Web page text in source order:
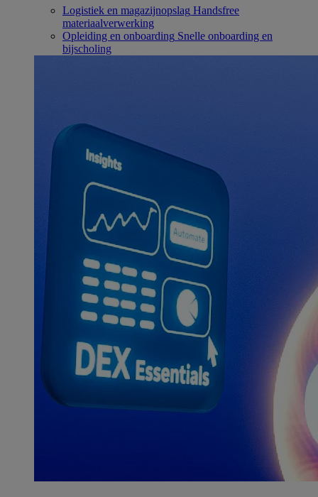
Logistiek en magazijnopslag Handsfree
materiaalverwerking
Opleiding en onboarding Snelle onboarding en
bijscholing